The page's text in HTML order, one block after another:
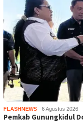
FLASHNEWS 6 Agustus 2026
Pemkab Gunungkidul